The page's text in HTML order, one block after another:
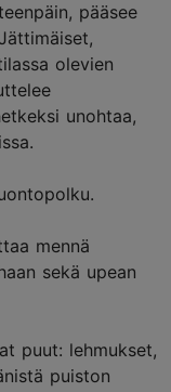
pääsee
olevien
unohtaa,
mennä
sekä upean
puut: lehmukset,
puiston